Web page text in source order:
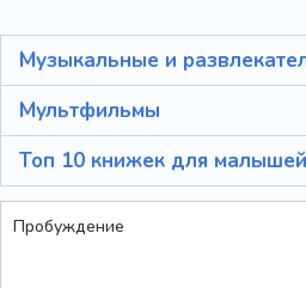
Музыкальные и
Мультфильмы
Топ 10 книжек для малышей
Пробуждение